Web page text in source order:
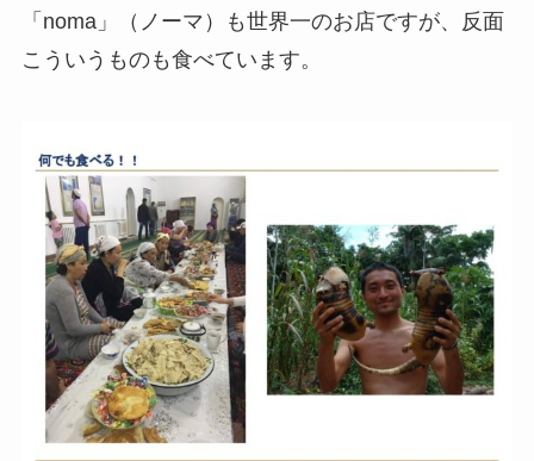
「noma」（ノーマ）も世界一のお店ですが、反面
こういうものも食べています。